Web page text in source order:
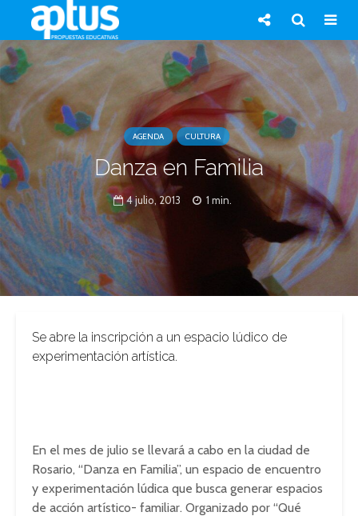
AGENDA CULTURA
Danza en Familia
4 julio, 2013 1 min.
Se abre la inscripción a un espacio lúdico de
experimentación artística.
En el mes de julio se llevará a cabo en la ciudad de
Rosario, “Danza en Familia”, un espacio de encuentro
y experimentación lúdica que busca generar espacios
de acción artístico- familiar. Organizado por “Qué